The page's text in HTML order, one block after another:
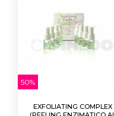
50%
EXFOLIATING COMPLEX